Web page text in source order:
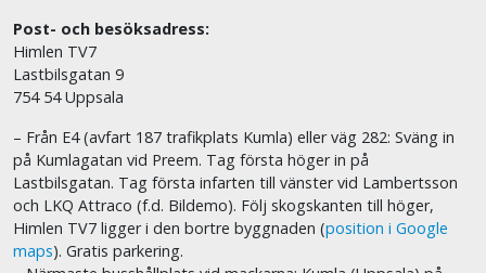
Post- och besöksadress:
Himlen TV7
Lastbilsgatan 9
754 54 Uppsala
– Från E4 (avfart 187 trafikplats Kumla) eller väg 282: Sväng in
på Kumlagatan vid Preem. Tag första höger in på
Lastbilsgatan. Tag första infarten till vänster vid Lambertsson
och LKQ Attraco (f.d. Bildemo). Följ skogskanten till höger,
Himlen TV7 ligger i den bortre byggnaden (position i Google
maps). Gratis parkering.